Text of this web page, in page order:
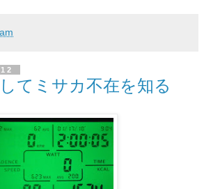
てミサカ不在を知る